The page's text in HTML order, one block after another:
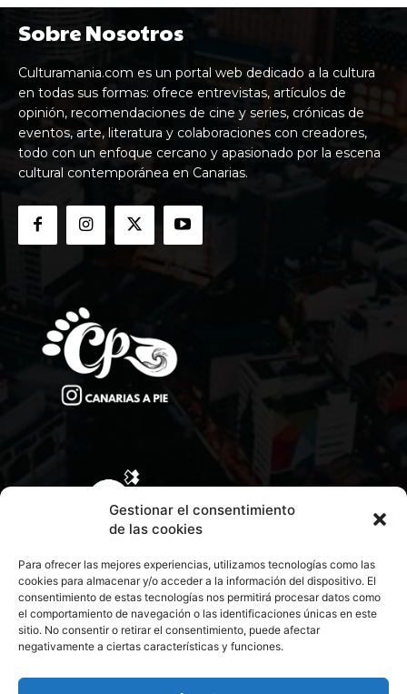
Gestionar el consentimiento
de las cookies
Para ofrecer las mejores experiencias, utilizamos tecnologías como las
cookies para almacenar y/o acceder a la información del dispositivo. El
consentimiento de estas tecnologías nos permitirá procesar datos como
el comportamiento de navegación o las identificaciones únicas en este
sitio. No consentir o retirar el consentimiento, puede afectar
negativamente a ciertas características y funciones.
Sobre Nosotros
Culturamania.com es un portal web dedicado a la cultura
en todas sus formas: ofrece entrevistas, artículos de
opinión, recomendaciones de cine y series, crónicas de
eventos, arte, literatura y colaboraciones con creadores,
todo con un enfoque cercano y apasionado por la escena
cultural contemporánea en Canarias.
CONTACTA CON NOSOTROS